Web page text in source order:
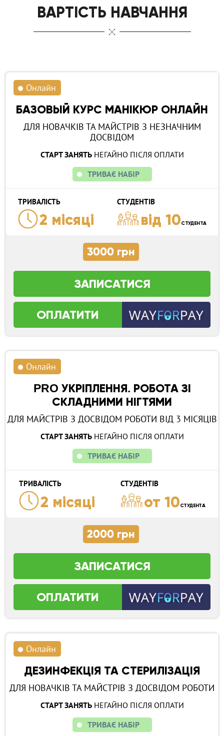
ВАРТІСТЬ НАВЧАННЯ
Онлайн
БАЗОВЫЙ КУРС МАНІКЮР ОНЛАЙН
ДЛЯ НОВАЧКІВ ТА МАЙСТРІВ З НЕЗНАЧНИМ
ДОСВІДОМ
СТАРТ ЗАНЯТЬНЕГАЙНО ПІСЛЯ ОПЛАТИ
ТРИВАЄ НАБІР
ТРИВАЛІСТЬ
2 місяці
СТУДЕНТІВ
від 10СТУДЕНТА
3000 грн
ЗАПИСАТИСЯ
ОПЛАТИТИ
Онлайн
PRO УКРІПЛЕННЯ. РОБОТА ЗІ
СКЛАДНИМИ НІГТЯМИ
ДЛЯ МАЙСТРІВ З ДОСВІДОМ РОБОТИ ВІД 3 МІСЯЦІВ
СТАРТ ЗАНЯТЬНЕГАЙНО ПІСЛЯ ОПЛАТИ
ТРИВАЄ НАБІР
ТРИВАЛІСТЬ
2 місяці
СТУДЕНТІВ
от 10СТУДЕНТА
2000 грн
ЗАПИСАТИСЯ
ОПЛАТИТИ
Онлайн
ДЕЗИНФЕКЦІЯ ТА СТЕРИЛІЗАЦІЯ
ДЛЯ НОВАЧКІВ ТА МАЙСТРІВ З ДОСВІДОМ РОБОТИ
СТАРТ ЗАНЯТЬНЕГАЙНО ПІСЛЯ ОПЛАТИ
ТРИВАЄ НАБІР